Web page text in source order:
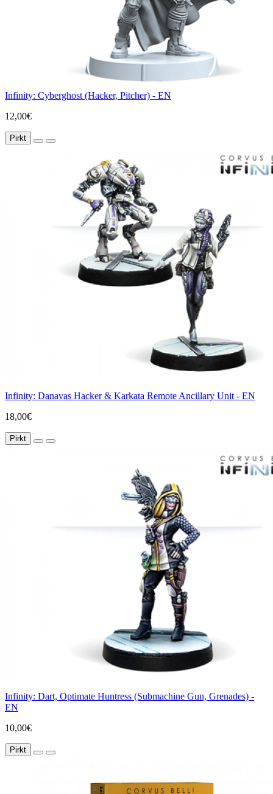
Infinity: Cyberghost (Hacker, Pitcher) - EN
12,00€
Pirkt
Infinity: Danavas Hacker & Karkata Remote Ancillary Unit - EN
18,00€
Pirkt
Infinity: Dart, Optimate Huntress (Submachine Gun, Grenades) -
EN
10,00€
Pirkt